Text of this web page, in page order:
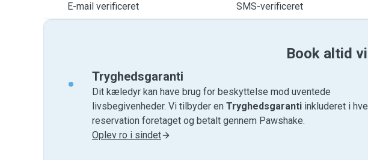
E-mail verificeret
SMS-verificeret
Book altid
Tryghedsgaranti
Dit kæledyr kan have brug for beskyttelse mod uventede
livsbegivenheder. Vi tilbyder en Tryghedsgaranti inkluderet i
reservation foretaget og betalt gennem Pawshake.
Oplev ro i sindet